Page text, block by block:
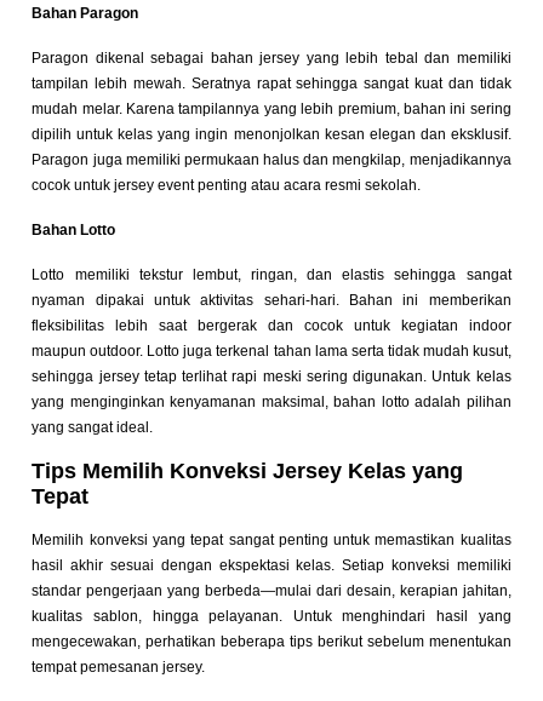
Bahan Paragon
Paragon dikenal sebagai bahan jersey yang lebih tebal dan memiliki
tampilan lebih mewah. Seratnya rapat sehingga sangat kuat dan tidak
mudah melar. Karena tampilannya yang lebih premium, bahan ini sering
dipilih untuk kelas yang ingin menonjolkan kesan elegan dan eksklusif.
Paragon juga memiliki permukaan halus dan mengkilap, menjadikannya
cocok untuk jersey event penting atau acara resmi sekolah.
Bahan Lotto
Lotto memiliki tekstur lembut, ringan, dan elastis sehingga sangat
nyaman dipakai untuk aktivitas sehari-hari. Bahan ini memberikan
fleksibilitas lebih saat bergerak dan cocok untuk kegiatan indoor
maupun outdoor. Lotto juga terkenal tahan lama serta tidak mudah kusut,
sehingga jersey tetap terlihat rapi meski sering digunakan. Untuk kelas
yang menginginkan kenyamanan maksimal, bahan lotto adalah pilihan
yang sangat ideal.
Tips Memilih Konveksi Jersey Kelas yang
Tepat
Memilih konveksi yang tepat sangat penting untuk memastikan kualitas
hasil akhir sesuai dengan ekspektasi kelas. Setiap konveksi memiliki
standar pengerjaan yang berbeda—mulai dari desain, kerapian jahitan,
kualitas sablon, hingga pelayanan. Untuk menghindari hasil yang
mengecewakan, perhatikan beberapa tips berikut sebelum menentukan
tempat pemesanan jersey.